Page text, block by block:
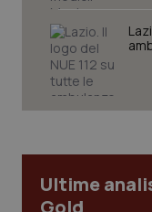
Ultime
Gold